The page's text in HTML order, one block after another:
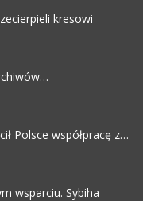
kresowi
Polsce współpracę z…
wsparciu. Sybiha